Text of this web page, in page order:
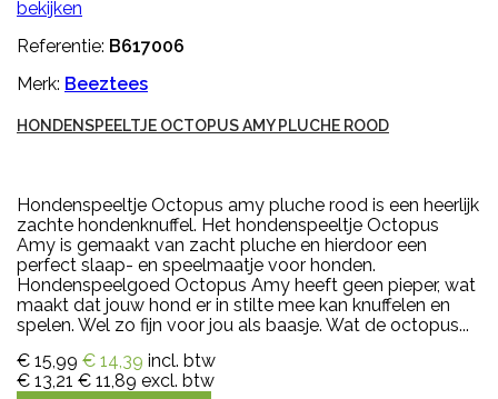
bekijken
Referentie: B617006
Merk: Beeztees
HONDENSPEELTJE OCTOPUS AMY PLUCHE ROOD
Hondenspeeltje Octopus amy pluche rood is een heerlijk
zachte hondenknuffel. Het hondenspeeltje Octopus
Amy is gemaakt van zacht pluche en hierdoor een
perfect slaap- en speelmaatje voor honden.
Hondenspeelgoed Octopus Amy heeft geen pieper, wat
maakt dat jouw hond er in stilte mee kan knuffelen en
spelen. Wel zo fijn voor jou als baasje. Wat de octopus...
€ 15,99 € 14,39 incl. btw
€ 13,21 € 11,89 excl. btw